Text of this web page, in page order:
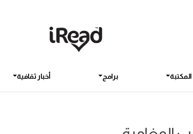
المكتبة برامج أخبار ثقافية